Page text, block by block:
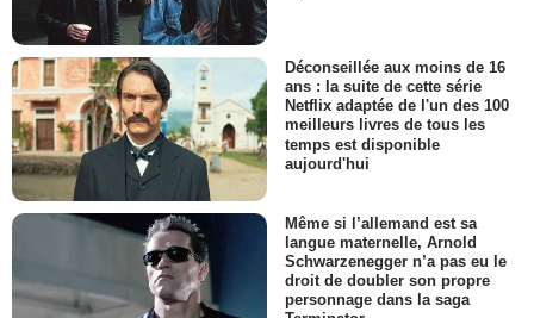
Déconseillée aux moins de 16
ans : la suite de cette série
Netflix adaptée de l'un des 100
meilleurs livres de tous les
temps est disponible
aujourd'hui
Même si l’allemand est sa
langue maternelle, Arnold
Schwarzenegger n’a pas eu le
droit de doubler son propre
personnage dans la saga